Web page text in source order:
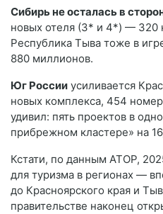
Сибирь не осталась в
новых отеля (3* и 4*) — 320
Республика Тыва тоже в
880 миллионов.
Юг России усиливается
новых комплекса, 454
удивил: пять проектов в
прибрежном кластере» на
Кстати, по данным АТОР,
для туризма в регионах —
до Красноярского края и
правительстве наконец